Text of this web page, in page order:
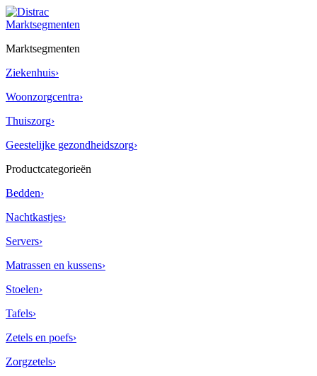
Skip
to
Marktsegmenten
Marktsegmenten
Ziekenhuis›
Woonzorgcentra›
Thuiszorg›
Geestelijke gezondheidszorg›
Productcategorieën
Bedden›
Nachtkastjes›
Servers›
Matrassen en kussens›
Stoelen›
Tafels›
Zetels en poefs›
Zorgzetels›